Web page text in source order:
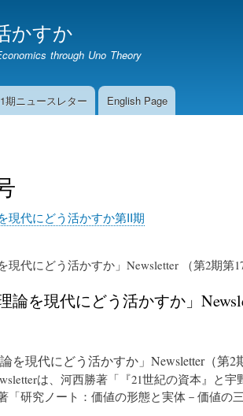
ン
かすか
through Uno Theory
期ニュースレター English Page
現代にどう活かすか第II期
現代にどう活かすか」Newsletter （第2期第
論を現代にどう活かすか」
論を現代にどう活かすか」Newsletter（第
は、河西勝著「『21世紀の資本』と
「研究ノート：価値の形態と実体－価値の